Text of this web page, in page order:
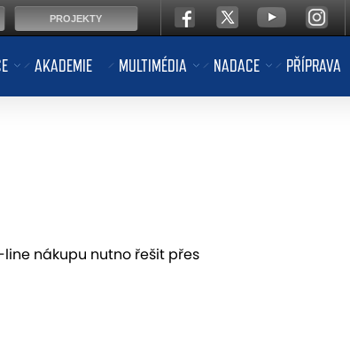
AKADEMIE MULTIMÉDIA NADACE PŘÍPRAVA
nákupu nutno řešit přes
PROJEKTY